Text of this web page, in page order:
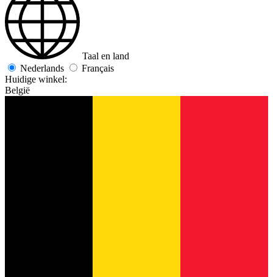
Taal en land
Nederlands
Français
Huidige winkel:
België